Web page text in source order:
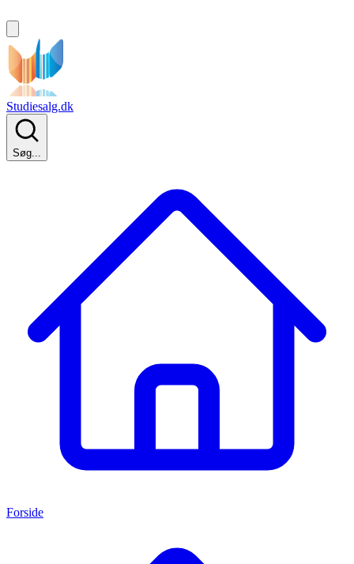
Studiesalg.dk
Søg...
Forside